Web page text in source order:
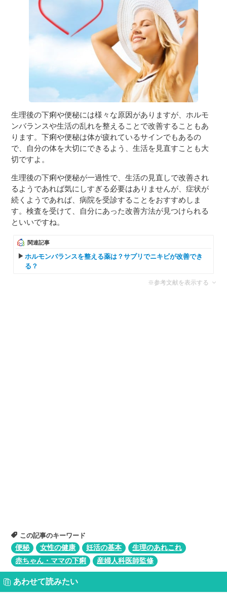
生理後の下痢や便秘には様々な原因がありますが、ホルモ
ンバランスや生活の乱れを整えることで改善することもあ
ります。下痢や便秘は体が疲れているサインでもあるの
で、自分の体を大切にできるよう、生活を見直すことも大
切ですよ。
生理後の下痢や便秘が一過性で、生活の見直しで改善され
るようであれば気にしすぎる必要はありませんが、症状が
続くようであれば、病院を受診することをおすすめしま
す。検査を受けて、自分にあった改善方法が見つけられる
といいですね。
関連記事
ホルモンバランスを整える薬は？サプリでニキビが改善でき
る？
※参考文献を表示する
この記事のキーワード
便秘
女性の健康 妊活の基本
生理のあれこれ
赤ちゃん・ママの下痢
産婦人科医師監修
あわせて読みたい